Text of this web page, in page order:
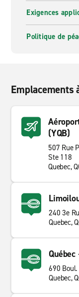
Exigences
Politique de
Emplacements
(YQB)
507 Rue
Ste 118
Quebec,
240 3e
Quebec,
690
Quebec,